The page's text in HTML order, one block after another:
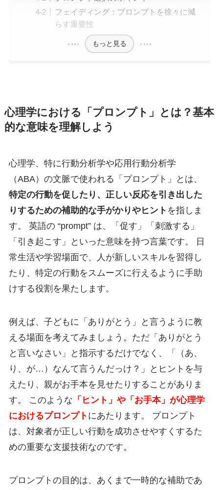
フェイディング：プロンプトを徐々に減
らす重要性
もっと見る
心理学における「プロンプト」とは？基本
的な意味を理解しよう
心理学、特に行動分析学や応用行動分析学
（ABA）の文脈で使われる「プロンプト」とは、
特定の行動を促したり、正しい反応を引き出した
りするための補助的な手がかりやヒント を指しま
す。 英語の “prompt” は、「促す」「刺激する」
「引き起こす」といった意味を持つ言葉です。 日
常生活や学習場面で、人が新しいスキルを習得し
たり、特定の行動をスムーズに行えるように手助
けする役割を果たします。
例えば、子どもに「ありがとう」と言うように教
える場面を考えてみましょう。ただ「ありがとう
と言いなさい」と指示するだけでなく、「（あ、
り、が…）なんて言うんだっけ？」とヒントを与
えたり、親がお手本を見せたりすることがありま
す。 このような 「ヒント」や「お手本」が心理学
におけるプロンプト にあたります。 プロンプト
は、対象者が正しい行動を成功させやすくするた
めの重要な支援技術なのです。
プロンプトの目的は、あくまで一時的な補助であ